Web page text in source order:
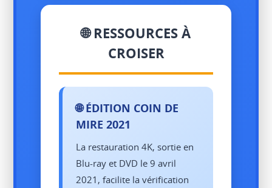
🌐 RESSOURCES À
CROISER
🌐 ÉDITION COIN DE
MIRE 2021
La restauration 4K, sortie en
Blu-ray et DVD le 9 avril
2021, facilite la vérification